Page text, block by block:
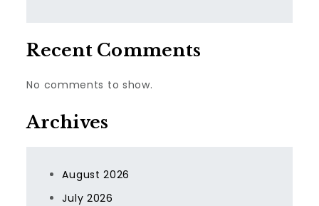
Recent Comments
No comments to show.
Archives
August 2026
July 2026